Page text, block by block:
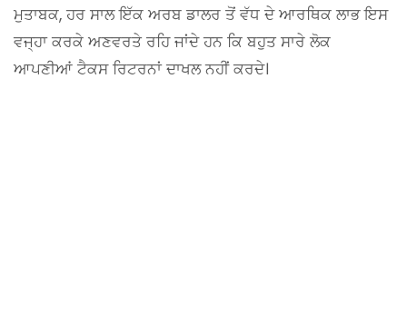
ਮੁਤਾਬਕ, ਹਰ ਸਾਲ ਇੱਕ ਅਰਬ ਡਾਲਰ ਤੋਂ ਵੱਧ ਦੇ ਆਰਥਿਕ ਲਾਭ ਇਸ
ਵਜ੍ਹਾ ਕਰਕੇ ਅਣਵਰਤੇ ਰਹਿ ਜਾਂਦੇ ਹਨ ਕਿ ਬਹੁਤ ਸਾਰੇ ਲੋਕ
ਆਪਣੀਆਂ ਟੈਕਸ ਰਿਟਰਨਾਂ ਦਾਖਲ ਨਹੀਂ ਕਰਦੇ।